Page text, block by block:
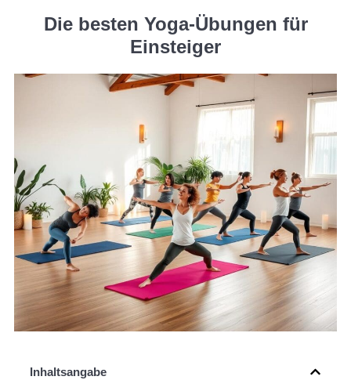
Die besten Yoga-Übungen für
Einsteiger
Inhaltsangabe